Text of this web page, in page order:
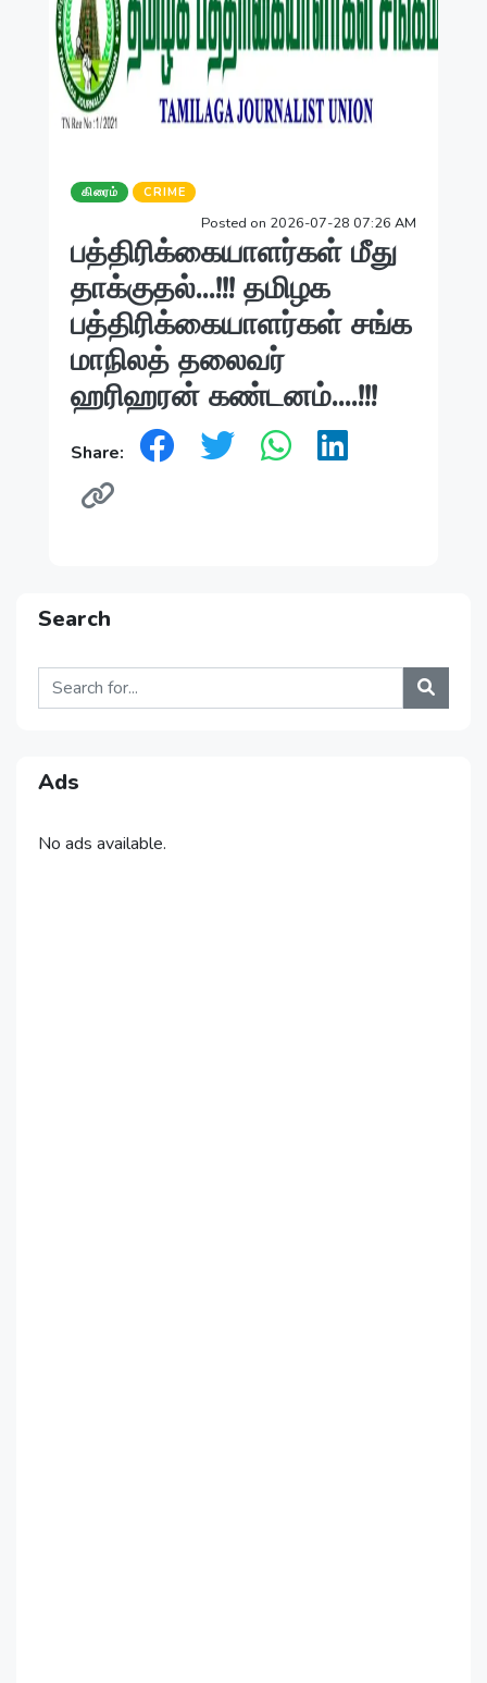
கிரைம் CRIME
Posted on 2026-07-28 07:26 AM
பத்திரிக்கையாளர்கள் மீது
தாக்குதல்...!!! தமிழக
பத்திரிக்கையாளர்கள் சங்க
மாநிலத் தலைவர்
ஹரிஹரன் கண்டனம்....!!!
Share:
Search
Ads
No ads available.